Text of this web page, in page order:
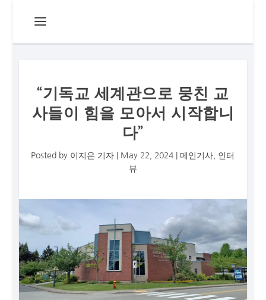
“기독교 세계관으로 뭉친 교
사들이 힘을 모아서 시작합니
다”
Posted by 이지은 기자 May 22, 2024 |메인기사
인터
뷰